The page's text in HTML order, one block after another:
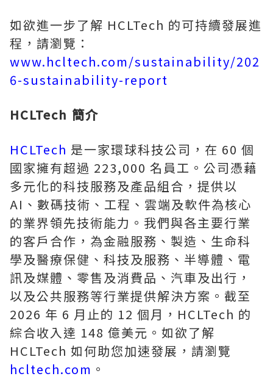
如欲進一步了解 HCLTech 的可持續發展進
程，請瀏覽：
www.hcltech.com/sustainability/202
6-sustainability-report
HCLTech 簡介
HCLTech 是一家環球科技公司，在 60 個
國家擁有超過 223,000 名員工。公司憑藉
多元化的科技服務及產品組合，提供以
AI、數碼技術、工程、雲端及軟件為核心
的業界領先技術能力。我們與各主要行業
的客戶合作，為金融服務、製造、生命科
學及醫療保健、科技及服務、半導體、電
訊及媒體、零售及消費品、汽車及出行，
以及公共服務等行業提供解決方案。截至
2026 年 6 月止的 12 個月，HCLTech 的
綜合收入達 148 億美元。如欲了解
HCLTech 如何助您加速發展，請瀏覽
hcltech.com 。